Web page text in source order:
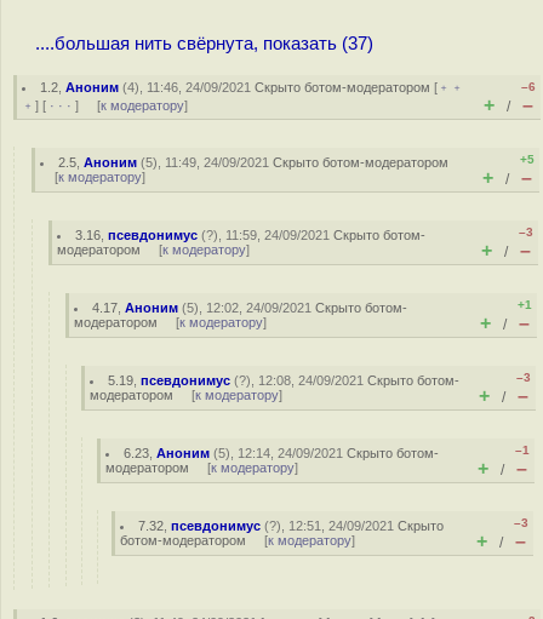
....большая нить свёрнута, показать (37)
1.2 ,Аноним (4), 11:46, 24/09/2021Скрыто ботом-модератором [ ﹢﹢
﹢ ] [ · · · ] [к модератору]
–6
+ / –
2.5 ,Аноним (5), 11:49, 24/09/2021Скрыто ботом-модератором
[к модератору]
+5
+ / –
3.16 ,псевдонимус (?), 11:59, 24/09/2021Скрыто ботом-
модератором [к модератору]
–3
+ / –
4.17 ,Аноним (5), 12:02, 24/09/2021Скрыто ботом-
модератором [к модератору]
+1
+ / –
5.19 ,псевдонимус (?), 12:08, 24/09/2021Скрыто ботом-
модератором [к модератору]
–3
+ / –
6.23 ,Аноним (5), 12:14, 24/09/2021Скрыто ботом-
модератором [к модератору]
–1
+ / –
7.32 ,псевдонимус (?), 12:51, 24/09/2021Скрыто
ботом-модератором [к модератору]
–3
+ / –